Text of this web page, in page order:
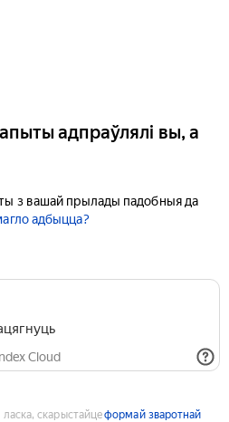
адпраўлялі вы, а
з вашай прылады падобныя да
адбыцца?
Cloud
ласка, скарыстайцеформай зваротнай